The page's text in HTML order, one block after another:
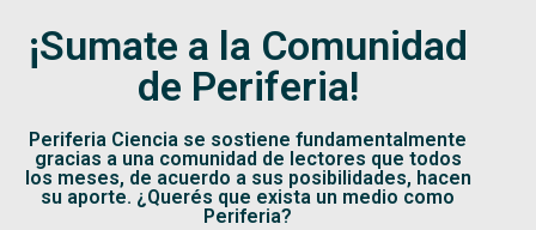
¡Sumate a la Comunidad
de Periferia!
Periferia Ciencia se sostiene fundamentalmente
gracias a una comunidad de lectores que todos
los meses, de acuerdo a sus posibilidades, hacen
su aporte. ¿Querés que exista un medio como
Periferia?